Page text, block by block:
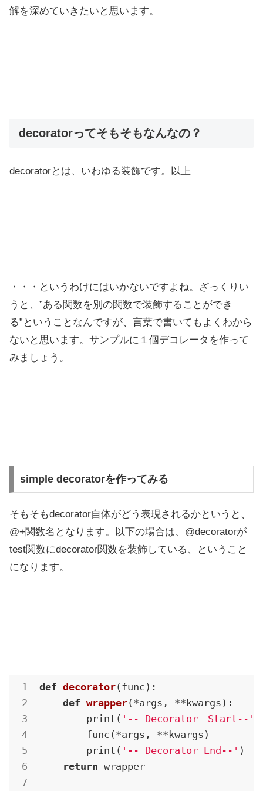
解を深めていきたいと思います。
decoratorってそもそもなんなの？
decoratorとは、いわゆる装飾です。以上
・・・というわけにはいかないですよね。ざっくりい
うと、”ある関数を別の関数で装飾することができ
る”ということなんですが、言葉で書いてもよくわから
ないと思います。サンプルに１個デコレータを作って
みましょう。
simple decoratorを作ってみる
そもそもdecorator自体がどう表現されるかというと、
@+関数名となります。以下の場合は、@decoratorが
test関数にdecorator関数を装飾している、ということ
になります。
def decorator(func) :
def wrapper(*args, **kwargs) :
        print(
'-- Decorator　Start--'
        func(*args, **kwargs)
        print(
'-- Decorator End--' )
return wrapper